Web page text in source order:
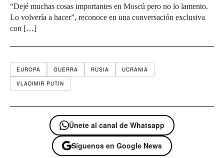
“Dejé muchas cosas importantes en Moscú pero no lo lamento.
Lo volvería a hacer”, reconoce en una conversación exclusiva
con […]
EUROPA GUERRA RUSIA
UCRANIA
VLADIMIR PUTIN
Únete al canal de Whatsapp
Síguenos en Google News